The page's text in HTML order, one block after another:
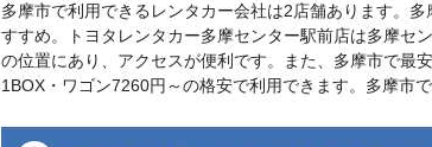
多摩市で利用できるレンタカー会社は2店舗あります。
すすめ。トヨタレンタカー多摩センター駅前店は多摩セ
の位置にあり、アクセスが便利です。また、多摩市で最
1BOX・ワゴン7260円～の格安で利用できます。多摩市